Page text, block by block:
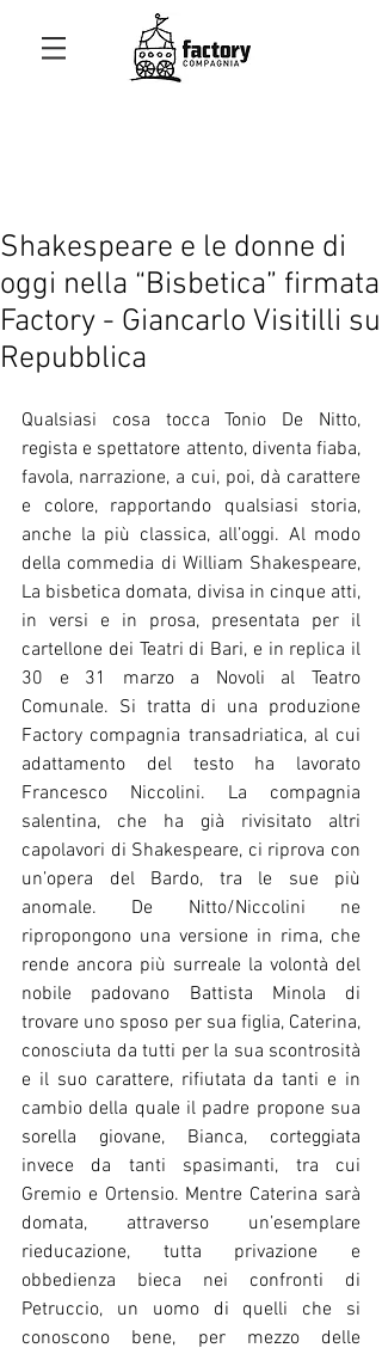
Shakespeare e le donne di
oggi nella “Bisbetica” firmata
Factory - Giancarlo Visitilli su
Repubblica
Qualsiasi cosa tocca Tonio De Nitto,
regista e spettatore attento, diventa fiaba,
favola, narrazione, a cui, poi, dà carattere
e colore, rapportando qualsiasi storia,
anche la più classica, all’oggi. Al modo
della commedia di William Shakespeare,
La bisbetica domata, divisa in cinque atti,
in versi e in prosa, presentata per il
cartellone dei Teatri di Bari, e in replica il
30 e 31 marzo a Novoli al Teatro
Comunale. Si tratta di una produzione
Factory compagnia transadriatica, al cui
adattamento del testo ha lavorato
Francesco Niccolini. La compagnia
salentina, che ha già rivisitato altri
capolavori di Shakespeare, ci riprova con
un’opera del Bardo, tra le sue più
anomale. De Nitto/Niccolini ne
ripropongono una versione in rima, che
rende ancora più surreale la volontà del
nobile padovano Battista Minola di
trovare uno sposo per sua figlia, Caterina,
conosciuta da tutti per la sua scontrosità
e il suo carattere, rifiutata da tanti e in
cambio della quale il padre propone sua
sorella giovane, Bianca, corteggiata
invece da tanti spasimanti, tra cui
Gremio e Ortensio. Mentre Caterina sarà
domata, attraverso un’esemplare
rieducazione, tutta privazione e
obbedienza bieca nei confronti di
Petruccio, un uomo di quelli che si
conoscono bene, per mezzo delle